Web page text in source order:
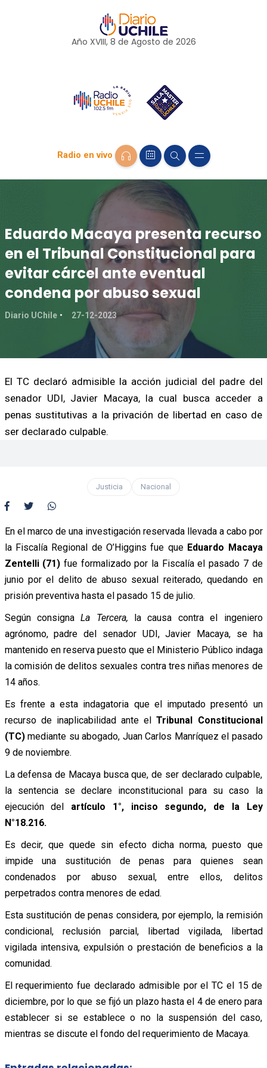
Año XVIII, 8 de Agosto de 2026
Radio en vivo
Eduardo Macaya presenta recurso
en el Tribunal Constitucional para
evitar cárcel ante eventual
condena por abuso sexual
Diario UChile 27-12-2023
El TC declaró admisible la acción judicial del padre del
senador UDI, Javier Macaya, la cual busca acceder a
penas sustitutivas a la privación de libertad en caso de
ser declarado culpable.
Justicia Nacional
En el marco de una investigación reservada llevada a cabo por
la Fiscalía Regional de O’Higgins fue que Eduardo Macaya
Zentelli (71) fue formalizado por la Fiscalía el pasado 7 de
junio por el delito de abuso sexual reiterado, quedando en
prisión preventiva hasta el pasado 15 de julio.
Según consignaLa Tercera, la causa contra el ingeniero
agrónomo, padre del senador UDI, Javier Macaya, se ha
mantenido en reserva puesto que el Ministerio Público indaga
la comisión de delitos sexuales contra tres niñas menores de
14 años.
Es frente a esta indagatoria que el imputado presentó un
recurso de inaplicabilidad ante elTribunal Constitucional
(TC)mediante su abogado, Juan Carlos Manríquez el pasado
9 de noviembre.
La defensa de Macaya busca que, de ser declarado culpable,
la sentencia se declare inconstitucional para su caso la
ejecución del artículo 1°, inciso segundo, de la Ley
N°18.216.
Es decir, que quede sin efecto dicha norma, puesto que
impide una sustitución de penas para quienes sean
condenados por abuso sexual, entre ellos, delitos
perpetrados contra menores de edad.
Esta sustitución de penas considera, por ejemplo, la remisión
condicional, reclusión parcial, libertad vigilada, libertad
vigilada intensiva, expulsión o prestación de beneficios a la
comunidad.
El requerimiento fue declarado admisible por el TC el 15 de
diciembre, por lo que se fijó un plazo hasta el 4 de enero para
establecer si se establece o no la suspensión del caso,
mientras se discute el fondo del requerimiento de Macaya.